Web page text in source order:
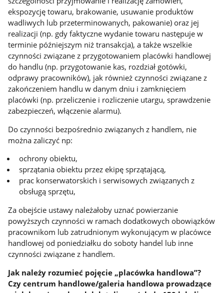
ekspozycję towaru, brakowanie, usuwanie produktów
wadliwych lub przeterminowanych, pakowanie) oraz jej
realizacji (np. gdy faktyczne wydanie towaru następuje w
terminie późniejszym niż transakcja), a także wszelkie
czynności związane z przygotowaniem placówki handlowej
do handlu (np. przygotowanie kas, rozdział gotówki,
odprawy pracowników), jak również czynności związane z
zakończeniem handlu w danym dniu i zamknięciem
placówki (np. przeliczenie i rozliczenie utargu, sprawdzenie
zabezpieczeń, włączenie alarmu).
Do czynności bezpośrednio związanych z handlem, nie
można zaliczyć np:
ochrony obiektu,
sprzątania obiektu przez ekipę sprzątającą,
prac konserwatorskich i serwisowych związanych z
obsługą sprzętu,
Za obejście ustawy należałoby uznać powierzanie
powyższych czynności w ramach dodatkowych obowiązków
pracownikom lub zatrudnionym wykonującym w placówce
handlowej od poniedziałku do soboty handel lub inne
czynności związane z handlem.
Jak należy rozumieć pojęcie „placówka handlowa”?
Czy centrum handlowe/galeria handlowa prowadzące